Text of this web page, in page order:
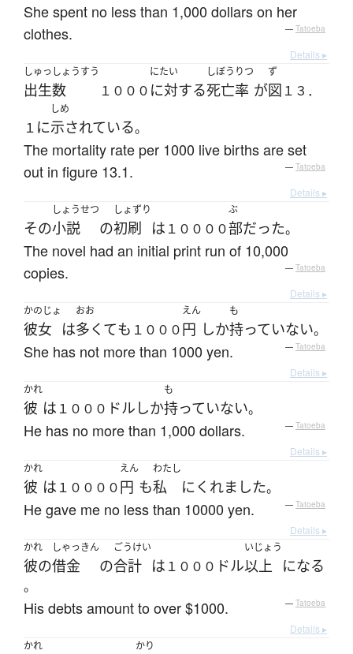
She spent no less than 1,000 dollars on her
clothes.
— Tatoeba
Details ▸
しゅっしょうすう
出生数 １０００
にたい
に対する
しぼうりつ
死亡率 が
ず
図 １３．
１ に
しめ
示されている。
The mortality rate per 1000 live births are set
out in figure 13.1.
— Tatoeba
Details ▸
その
しょうせつ
小説 の
しょずり
初刷 は １００００
ぶ
部だった。
The novel had an initial print run of 10,000
copies.
— Tatoeba
Details ▸
かのじょ
彼女 は
おお
多くても １０００
えん
円 しか
も
持っていない。
She has not more than 1000 yen. — Tatoeba
Details ▸
かれ
彼 は １０００ ドル しか
も
持っていない。
He has no more than 1,000 dollars. — Tatoeba
Details ▸
かれ
彼 は １００００
えん
円 も
わたし
私 にくれました。
He gave me no less than 10000 yen. — Tatoeba
Details ▸
かれ
彼の
しゃっきん
借金 の
ごうけい
合計 は １０００ ドル
いじょう
以上 になる
。
His debts amount to over $1000. — Tatoeba
Details ▸
かれ
かり